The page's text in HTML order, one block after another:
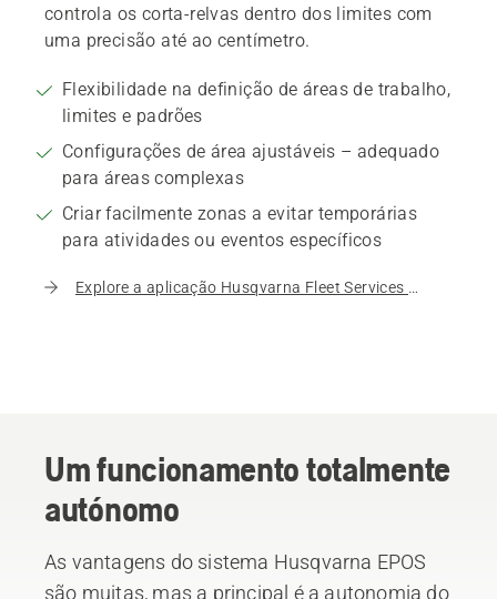
controla os corta-relvas dentro dos limites com
uma precisão até ao centímetro.
Flexibilidade na definição de áreas de trabalho,
limites e padrões
Configurações de área ajustáveis – adequado
para áreas complexas
Criar facilmente zonas a evitar temporárias
para atividades ou eventos específicos
Explore a aplicação Husqvarna Fleet Services para robótica
Um funcionamento totalmente
autónomo
As vantagens do sistema Husqvarna EPOS
são muitas, mas a principal é a autonomia do